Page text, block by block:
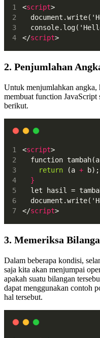
<script>
</script>
2. Penjumlahan
Untuk menjumlahkan angka,
membuat function JavaScript
berikut.
<script>
function
return (a + b);
}
let hasil =
</script>
3. Memeriksa
Dalam beberapa kondisi,
saja kita akan menjumpai
apakah suatu bilangan
dapat menggunakan contoh
hal tersebut.